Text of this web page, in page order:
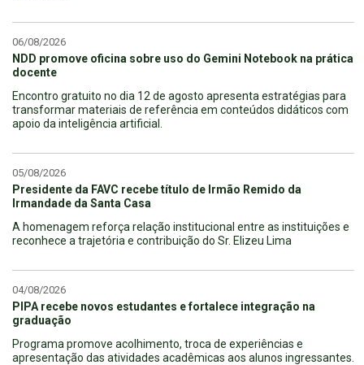
06/08/2026
NDD promove oficina sobre uso do Gemini Notebook na prática
docente
Encontro gratuito no dia 12 de agosto apresenta estratégias para
transformar materiais de referência em conteúdos didáticos com
apoio da inteligência artificial.
05/08/2026
Presidente da FAVC recebe título de Irmão Remido da
Irmandade da Santa Casa
A homenagem reforça relação institucional entre as instituições e
reconhece a trajetória e contribuição do Sr. Elizeu Lima
04/08/2026
PIPA recebe novos estudantes e fortalece integração na
graduação
Programa promove acolhimento, troca de experiências e
apresentação das atividades acadêmicas aos alunos ingressantes.